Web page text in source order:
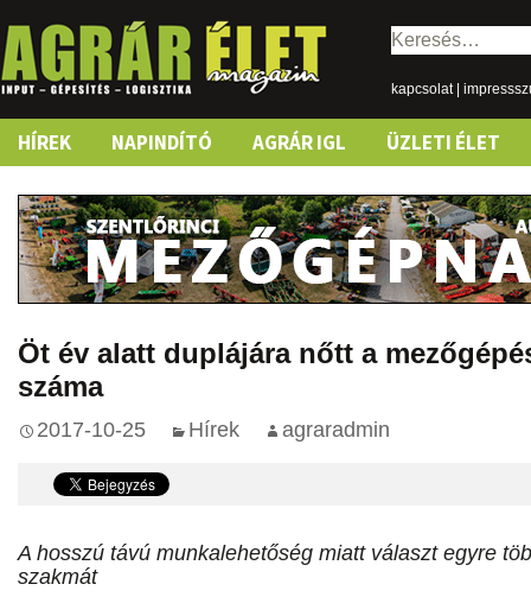
Keresés:
kapcsolat|
Skip
content
HÍREK NAPINDÍTÓ AGRÁR IGL ÜZLETI ÉLET
Öt év alatt duplájára nőtt a
száma
2017-10-25 Hírek agraradmin
A hosszú távú munkalehetőség miatt választ egyre
szakmát